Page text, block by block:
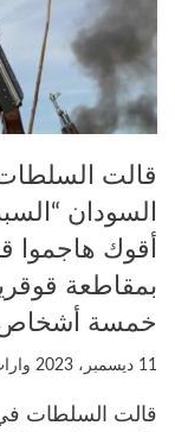
قالت
السودان
أقوك هاجموا
بمقاطعة
خمسة أشخاص
11 ديسمبر، 2023
قالت السلطات